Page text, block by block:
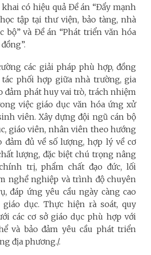
có hiệu quả Đề án “Đẩy mạnh
tập tại thư viện, bảo tàng, nhà
bộ” và Đề án “Phát triển văn hóa
các giải pháp phù hợp, đồng
phối hợp giữa nhà trường, gia
đảm phát huy vai trò, trách nhiệm
việc giáo dục văn hóa ứng xử
viên. Xây dựng đội ngũ cán bộ
giáo viên, nhân viên theo hướng
đảm đủ về số lượng, hợp lý về cơ
lượng, đặc biệt chú trọng nâng
trị, phẩm chất đạo đức, lối
nghề nghiệp và trình độ chuyên
đáp ứng yêu cầu ngày càng cao
dục. Thực hiện rà soát, quy
các cơ sở giáo dục phù hợp với
và bảo đảm yêu cầu phát triển
địa phương./.